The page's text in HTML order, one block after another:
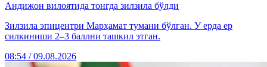
Андижон вилоятида тонгда зилзила бўлди
Зилзила эпицентри Марҳамат тумани бўлган. У ерда ер
силкиниши 2–3 баллни ташкил этган.
08:54 / 09.08.2026